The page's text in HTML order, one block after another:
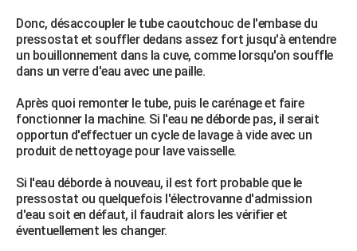
Donc, désaccoupler le tube caoutchouc de l'embase du
pressostat et souffler dedans assez fort jusqu'à entendre
un bouillonnement dans la cuve, comme lorsqu'on souffle
dans un verre d'eau avec une paille.
Après quoi remonter le tube, puis le carénage et faire
fonctionner la machine. Si l'eau ne déborde pas, il serait
opportun d'effectuer un cycle de lavage à vide avec un
produit de nettoyage pour lave vaisselle.
Si l'eau déborde à nouveau, il est fort probable que le
pressostat ou quelquefois l'électrovanne d'admission
d'eau soit en défaut, il faudrait alors les vérifier et
éventuellement les changer.